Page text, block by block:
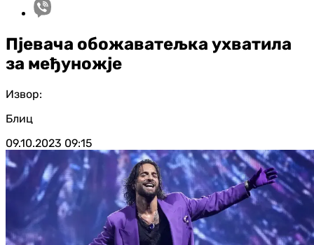
Пјевача обожаватељка ухватила
за међуножје
Извор:
Блиц
09.10.2023 09:15